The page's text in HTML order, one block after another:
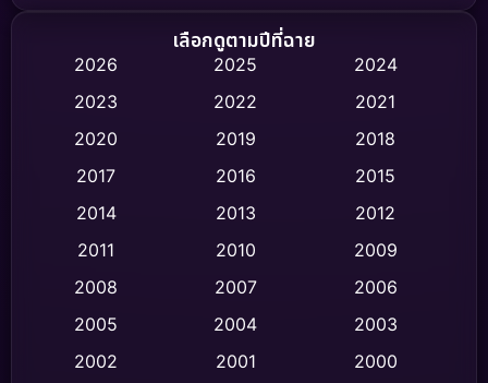
Biography ชีวิตจริง
Classic หนังคลาสสิก (47)
Comedy ตลก (436)
Crime อาชญากรรม (513)
Cult Film
เลือกดูตามปีที่ฉาย
2026 2025
2024
2023
2022
2021
2020
2019
2018
2017
2016
2015
2014
2013
2012
2011
2010
2009
2008
2007
2006
2005
2004
2003
2002
2001
2000